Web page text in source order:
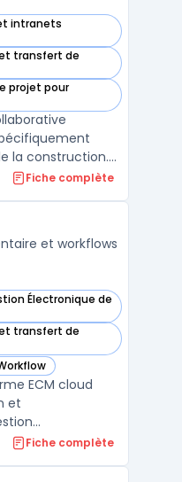
intranets
transfert de
projet pour
la construction.
gestion de
Fiche complète
et workflows
Électronique de
transfert de
ECM cloud
et
multi-
Fiche complète